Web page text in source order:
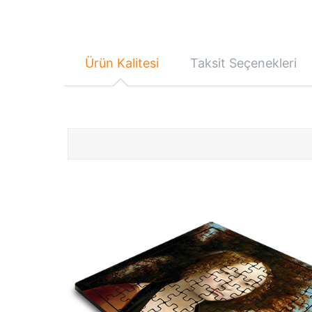
Ürün Kalitesi Taksit Seçenekleri